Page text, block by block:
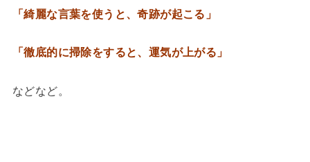
「綺麗な言葉を使うと、奇跡が起こる」
「徹底的に掃除をすると、運気が上がる」
などなど。